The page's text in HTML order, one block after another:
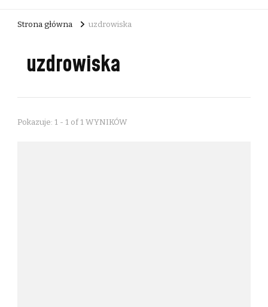
Strona główna uzdrowiska
uzdrowiska
Pokazuje: 1 - 1 of 1 WYNIKÓW